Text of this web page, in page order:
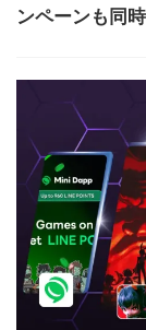
ンペーンも同